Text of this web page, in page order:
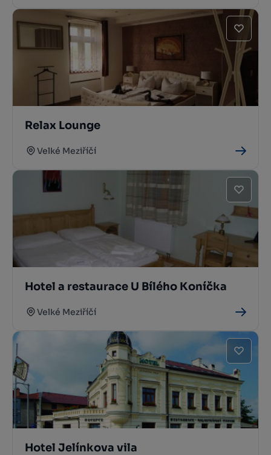
Relax Lounge
Velké Meziříčí
Hotel a restaurace U Bílého Koníčka
Velké Meziříčí
Hotel Jelínkova vila